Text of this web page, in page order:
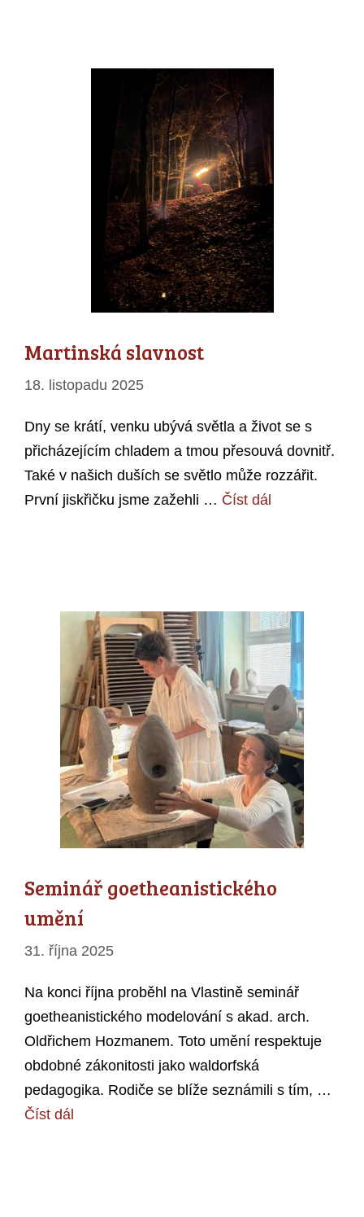
Martinská slavnost
18. listopadu 2025
Dny se krátí, venku ubývá světla a život se s
přicházejícím chladem a tmou přesouvá dovnitř.
Také v našich duších se světlo může rozzářit.
První jiskřičku jsme zažehli … Číst dál
Seminář goetheanistického
umění
31. října 2025
Na konci října proběhl na Vlastině seminář
goetheanistického modelování s akad. arch.
Oldřichem Hozmanem. Toto umění respektuje
obdobné zákonitosti jako waldorfská
pedagogika. Rodiče se blíže seznámili s tím, …
Číst dál